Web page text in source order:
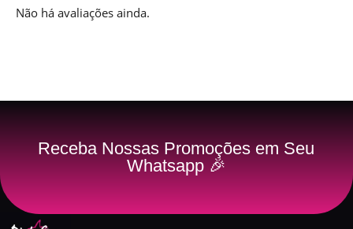
Não há avaliações ainda.
Receba Nossas Promoções em Seu
Whatsapp 🎉